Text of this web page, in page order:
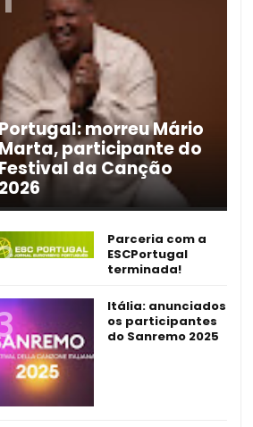
morreu Mário
Marta, participante do
Festival da Canção
2026
Parceria com a
ESCPortugal
terminada!
Itália: anunciados
os participantes
do Sanremo 2025